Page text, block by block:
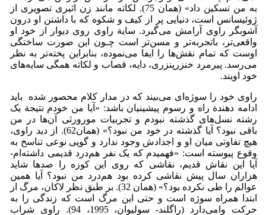
به من تسکین داد» (همان 75). لکاته مانند زن اثیری تصویری از
ژوئیسانس است، دنیایی پر از کیف و شکوه که با داشتن او درون
آشوبگر راوی آرامش می‌گیرد. سایة راوی روی دیوار از خود او
واقعی‌تر، باتجربه‌تر و مسن‌تر است چـون این صورت ساختگی
اوست که تمام نقش‌ها را ایفا می‌نموده، بنابراین پخته‌تر به نظر
می‌رسد. پیرمرد خنزرپنزری، دایه، قصاب و لکاته همگی سایه‌های
خود اویند.
راوی خود را سوژه‌ای می‌بیند که در مدار کلام محصور شده باید
ادامه دهندة راه و رسوم پیشینیان باشد: «آیا من خودم نتیجة یک
رشته نسل‌های گذشته نبودم و تجربیات مورورثی آن‌ها در من
باقی نبود؟ آیا گذشته در خود من نبود؟» (همان62). از دید راوی،
هیچ تفاوتی میان او و اجدادش وجود ندارد و گویی نوعی تناسخ به
وقوع پیوسته است: «فهمیدم که یک نفر هم‌درد قدیمی داشته‌ام-
آیا این نقاش قدیم، نقاشی که روی این کوزه را صدها شاید
هزاران سال پیش نقاشی کرده بود هم‌درد من نبود؟ آیا همین
عوالم را طی نکرده بود؟» (همان 32). بر طبق نظر لاکان، مرگ از
ابتدا همراه سوژه است و حتی این مرگ است که زندگی را به
حرکت وامی‌دارد (راگلند- سولیوان، 1995، 94). راوی شراب